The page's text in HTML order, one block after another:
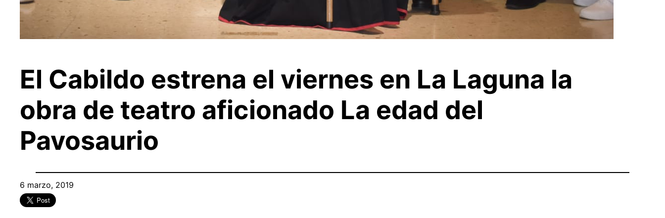
El Cabildo estrena el viernes en La Laguna la
obra de teatro aficionado La edad del
Pavosaurio
6 marzo, 2019